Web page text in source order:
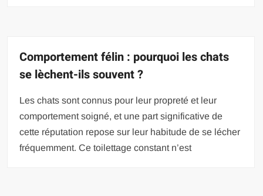
Comportement félin : pourquoi les chats
se lèchent-ils souvent ?
Les chats sont connus pour leur propreté et leur
comportement soigné, et une part significative de
cette réputation repose sur leur habitude de se lécher
fréquemment. Ce toilettage constant n’est